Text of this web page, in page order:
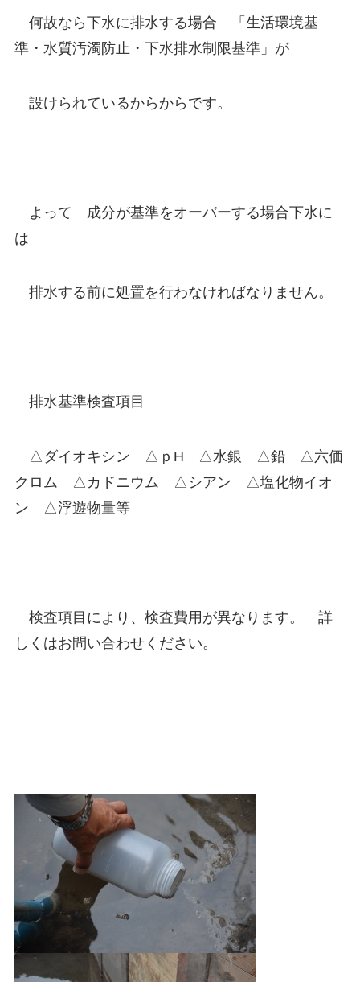
何故なら下水に排水する場合 「生活環境基
準・水質汚濁防止・下水排水制限基準」が
設けられているからからです。
よって 成分が基準をオーバーする場合下水に
は
排水する前に処置を行わなければなりません。
排水基準検査項目
△ダイオキシン △ｐH △水銀 △鉛 △六価
クロム △カドニウム △シアン △塩化物イオ
ン △浮遊物量等
検査項目により、検査費用が異なります。 詳
しくはお問い合わせください。